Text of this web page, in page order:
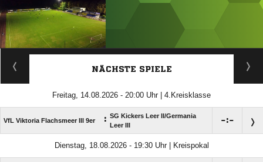
ANZEIGE
NÄCHSTE SPIELE
Freitag, 14.08.2026 - 20:00 Uhr | 4.Kreisklasse
VfL Viktoria Flachsmeer III 9er : SG Kickers Leer II/​Germania
Leer III
:
Dienstag, 18.08.2026 - 19:30 Uhr | Kreispokal